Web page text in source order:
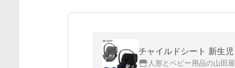
チャイルドシート 新生
人形とベビー用品の山田屋